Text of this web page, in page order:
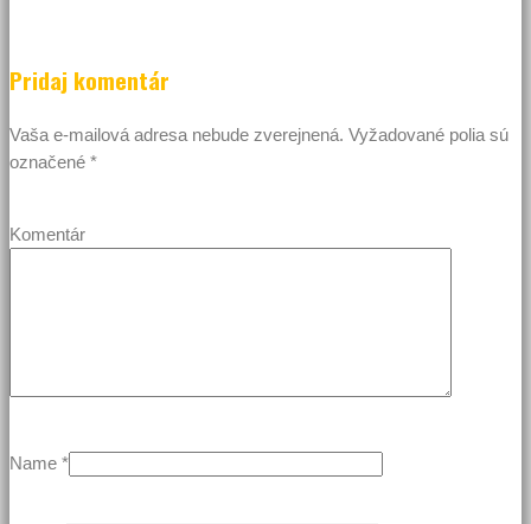
Pridaj komentár
Vaša e-mailová adresa nebude zverejnená. Vyžadované polia sú
označené *
Komentár
Name *